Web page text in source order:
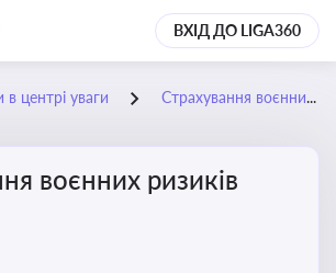
ВХІД ДО LIGA360
в центрі уваги Страхування воєнних ризиків
воєнних ризиків